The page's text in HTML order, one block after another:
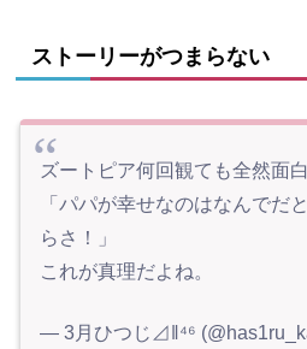
ストーリーがつまらない
ズートピア何回観ても全然面
「パパが幸せなのはなんでだ
らさ！」
これが真理だよね。
— 3月ひつじ⊿‖⁴⁶